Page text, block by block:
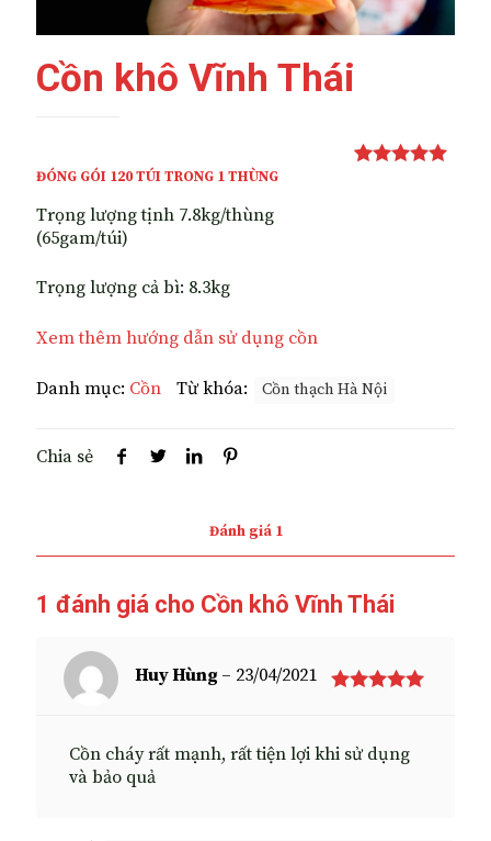
Cồn khô Vĩnh Thái
ĐÓNG GÓI 120 TÚI TRONG 1 THÙNG
Trọng lượng tịnh 7.8kg/thùng
(65gam/túi)
Trọng lượng cả bì: 8.3kg
Xem thêm hướng dẫn sử dụng cồn
Danh mục: Cồn Từ khóa: Cồn thạch Hà Nội
Chia sẻ
Đánh giá 1
1 đánh giá cho Cồn khô Vĩnh Thái
Huy Hùng – 23/04/2021
Cồn cháy rất mạnh, rất tiện lợi khi sử dụng
và bảo quả